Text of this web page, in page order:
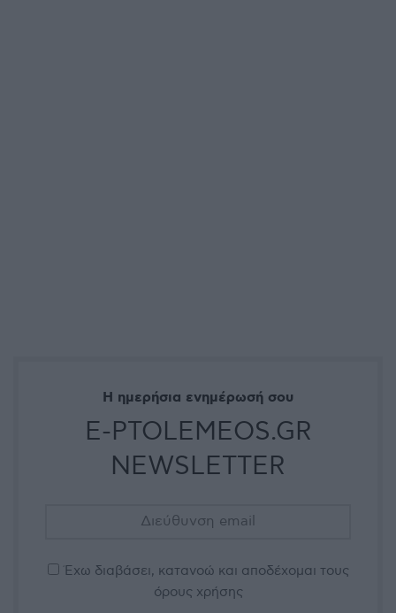
Η ημερήσια ενημέρωσή σου
E-PTOLEMEOS.GR
NEWSLETTER
Έχω διαβάσει, κατανοώ και αποδέχομαι τους
όρους χρήσης